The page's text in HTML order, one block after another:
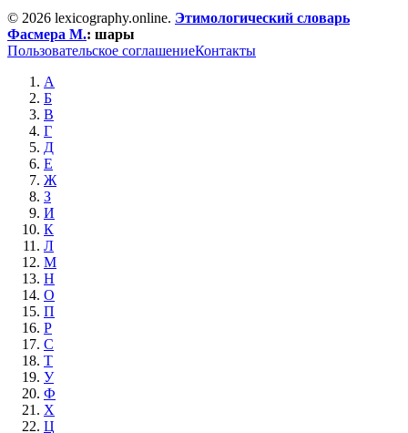
© 2026 lexicography.online. Этимологический словарь
Фасмера М.: шары
Пользовательское соглашениеКонтакты
А
Б
В
Г
Д
Е
Ж
З
И
К
Л
М
Н
О
П
Р
С
Т
У
Ф
Х
Ц